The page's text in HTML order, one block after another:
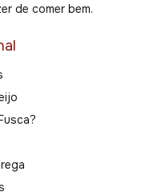
de comer bem.